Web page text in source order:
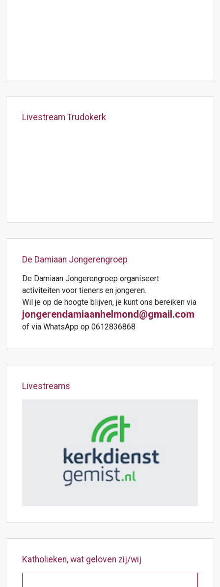
Livestream Trudokerk
De Damiaan Jongerengroep
De Damiaan Jongerengroep organiseert
activiteiten voor tieners en jongeren.
Wil je op de hoogte blijven, je kunt ons bereiken via
jongerendamiaanhelmond@gmail.com
of via WhatsApp op 0612836868
Livestreams
Katholieken, wat geloven zij/wij